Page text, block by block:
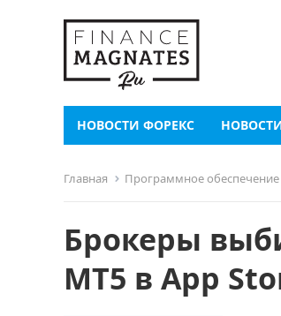
НОВОСТИ ФОРЕКС
Главная Программное обеспечение
Брокеры
MT5 в App